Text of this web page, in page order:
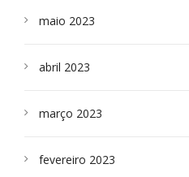
maio 2023
abril 2023
março 2023
fevereiro 2023